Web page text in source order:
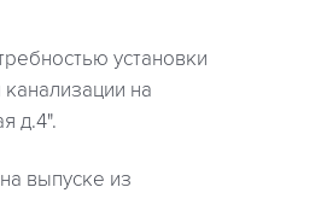
установки
на
д.4".
выпуске из